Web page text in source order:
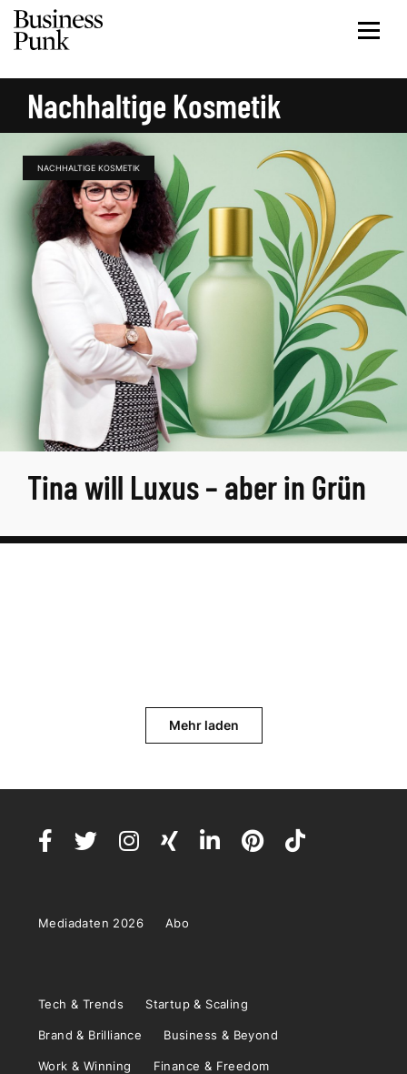
Nachhaltige Kosmetik
NACHHALTIGE KOSMETIK
Tina will Luxus – aber in Grün
Mehr laden
Mediadaten 2026 Abo
Tech & Trends Startup & Scaling
Brand & Brilliance Business & Beyond
Work & Winning Finance & Freedom